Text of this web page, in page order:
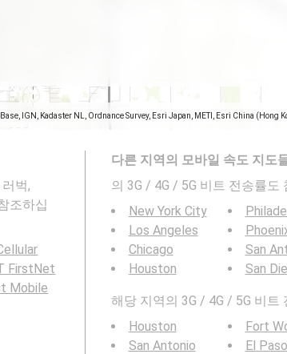
IGN, Kadaster NL, Ordnance Survey, Esri Japan, METI, Esri China
벅,
조하십
FirstNet
Mobile
다른 지역의 모바일 속도 지도
의 3G / 4G / 5G 비트 전송률도
New York City
Los Angeles
Chicago
Houston
San
San
해당 지역의 3G / 4G / 5G 비트
Houston
San Antonio
Fort
El Paso